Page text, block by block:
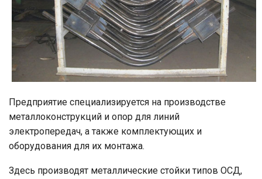
Предприятие специализируется на производстве
металлоконструкций и опор для линий
электропередач, а также комплектующих и
оборудования для их монтажа.
Здесь производят металлические стойки типов ОСД,